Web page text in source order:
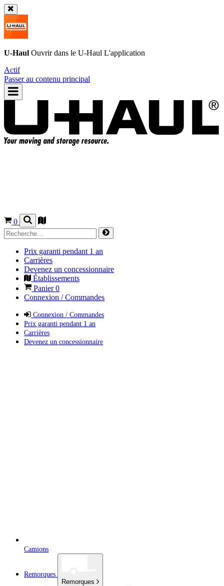
U-Haul Ouvrir dans le U-Haul L'application
Actif
Passer au contenu principal
0
Prix garanti pendant 1 an
Carrières
Devenez un concessionnaire
Établissements
Panier0
Connexion / Commandes
Connexion / Commandes
Prix garanti pendant 1 an
Carrières
Devenez un concessionnaire
Camions
Remorques
Remorques